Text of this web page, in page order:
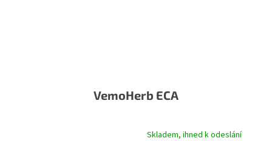
VemoHerb ECA
Skladem, ihned k odeslání